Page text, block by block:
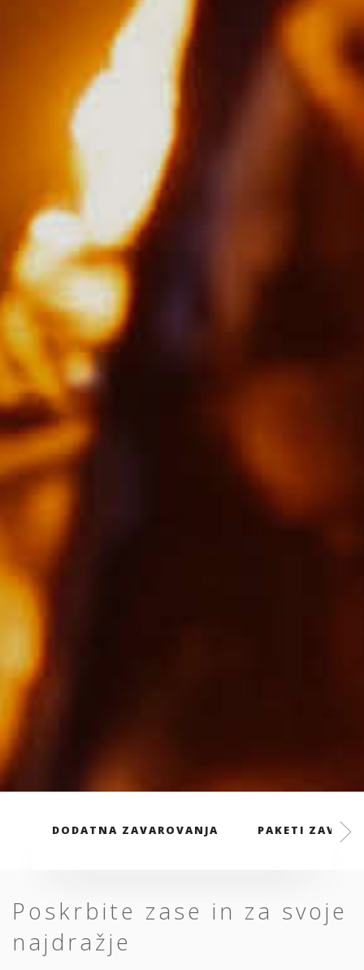
DODATNA ZAVAROVANJA PAKETI
Poskrbite zase in za svoje
najdražje